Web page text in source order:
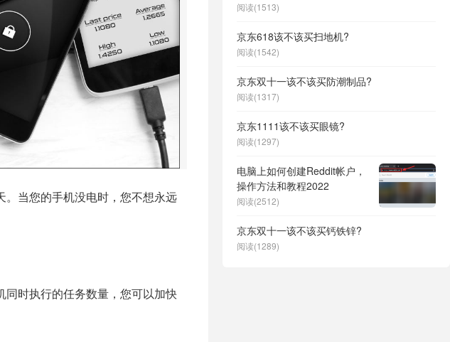
当您的手机没电时，您不想永远
时执行的任务数量，您可以加快
阅读(1513)
京东618该不该买扫地机?
阅读(1542)
京东双十一该不该买防潮制品?
阅读(1317)
京东1111该不该买眼镜?
阅读(1297)
电脑上如何创建Reddit帐户，
操作方法和教程2022
阅读(2512)
京东双十一该不该买钙铁锌?
阅读(1289)